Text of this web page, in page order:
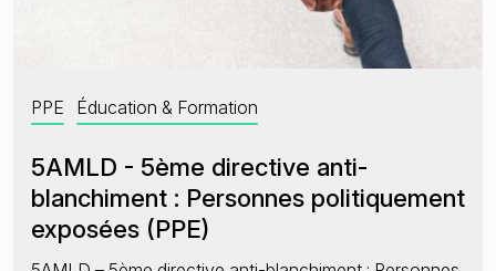
PPE Éducation & Formation
5AMLD - 5ème directive anti-
blanchiment : Personnes politiquement
exposées (PPE)